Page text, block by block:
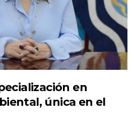
en
única en el